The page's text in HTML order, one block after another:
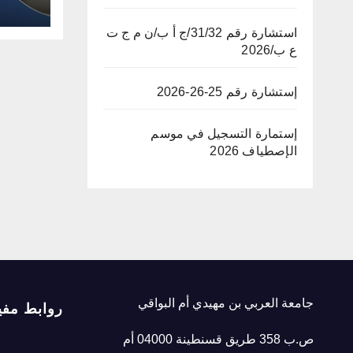
استشارة رقم 31/32/ج أ ب/ن م ج ت
ع ب/2026
إستشارة رقم 25-26-2026
إستمارة التسجيل في موسم
الإصطياف 2026
جامعة العربي بن مهيدي أم البواقي
ص.ب 358 طريق قسنطينة 04000 أم
روابط